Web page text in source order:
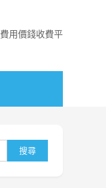
用價錢收費平
尋